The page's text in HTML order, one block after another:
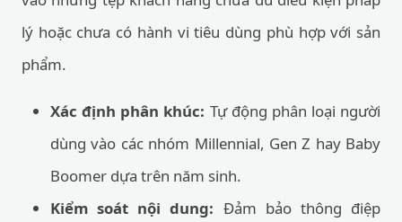
lý hoặc chưa có hành vi tiêu dùng phù hợp với sản
phẩm.
Xác định phân khúc: Tự động phân loại người
dùng vào các nhóm Millennial, Gen Z hay Baby
Boomer dựa trên năm sinh.
Kiểm soát nội dung: Đảm bảo thông điệp